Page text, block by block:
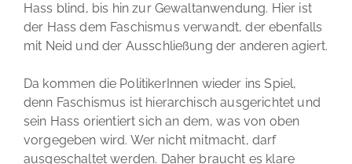
Hass blind, bis hin zur Gewaltanwendung. Hier ist
der Hass dem Faschismus verwandt, der ebenfalls
mit Neid und der Ausschließung der anderen agiert.
Da kommen die PolitikerInnen wieder ins Spiel,
denn Faschismus ist hierarchisch ausgerichtet und
sein Hass orientiert sich an dem, was von oben
vorgegeben wird. Wer nicht mitmacht, darf
ausgeschaltet werden. Daher braucht es klare